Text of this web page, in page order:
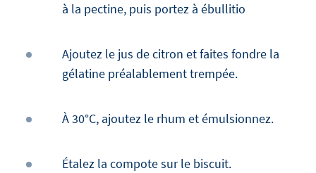
à la pectine, puis portez à ébullitio
Ajoutez le jus de citron et faites fondre la
gélatine préalablement trempée.
À 30°C, ajoutez le rhum et émulsionnez.
Étalez la compote sur le biscuit.